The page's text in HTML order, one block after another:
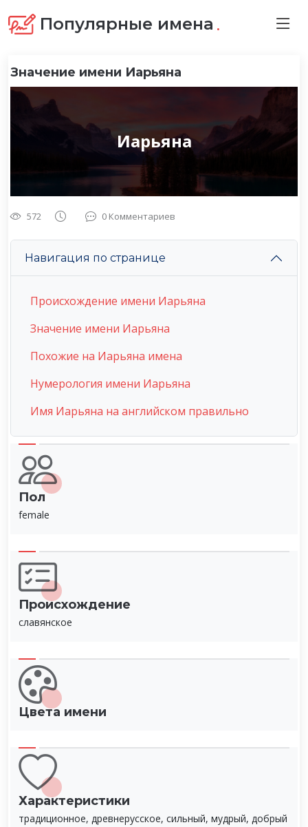
Популярные имена .
Значение имени Иарьяна
Иарьяна
572 0 Комментариев
Навигация по странице
Происхождение имени Иарьяна
Значение имени Иарьяна
Похожие на Иарьяна имена
Нумерология имени Иарьяна
Имя Иарьяна на английском правильно
Пол
female
Происхождение
славянское
Цвета имени
Характеристики
традиционное, древнерусское, сильный, мудрый, добрый